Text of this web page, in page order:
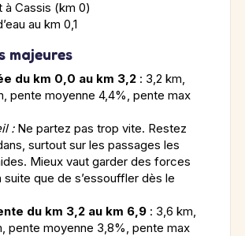
à Cassis (km 0)
au km 0,1
majeures
du km 0,0 au km 3,2 : 3,2 km,
pente moyenne 4,4%, pente max
:Ne partez pas trop vite. Restez
surtout sur les passages les
Mieux vaut garder des forces
suite que de s’essouffler dès le
du km 3,2 au km 6,9 : 3,6 km,
pente moyenne 3,8%, pente max